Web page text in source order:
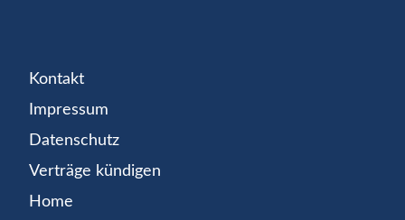
Kontakt
Impressum
Datenschutz
Verträge kündigen
Home